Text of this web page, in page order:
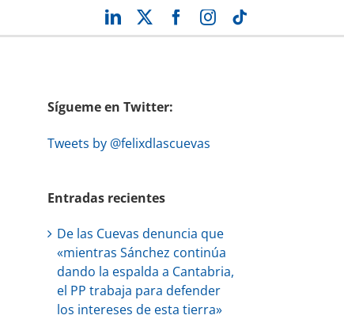
LinkedIn Facebook
Instagram
Sígueme en Twitter:
Tweets by @felixdlascuevas
Entradas recientes
De las Cuevas denuncia que
«mientras Sánchez continúa
dando la espalda a Cantabria,
el PP trabaja para defender
los intereses de esta tierra»